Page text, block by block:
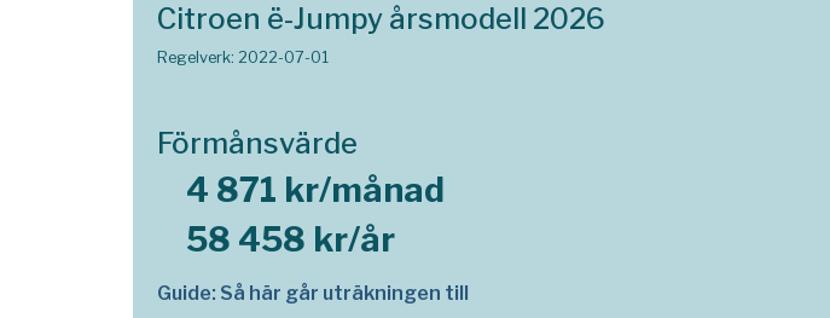
Citroen ë-Jumpy årsmodell 2026
Regelverk: 2022-07-01
Förmånsvärde
4 871 kr/månad
58 458 kr/år
Guide: Så här går uträkningen till